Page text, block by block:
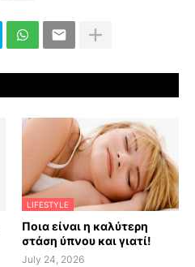
LIFESTYLE
Ποια είναι η καλύτερη
στάση ύπνου και γιατί!
July 24, 2026